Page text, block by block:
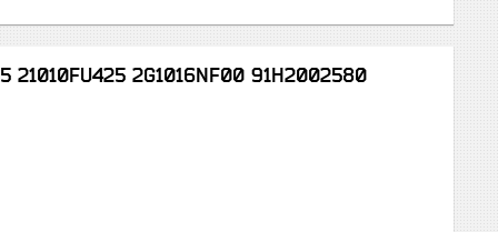
21010FU425 2G1016NF00 91H2002580